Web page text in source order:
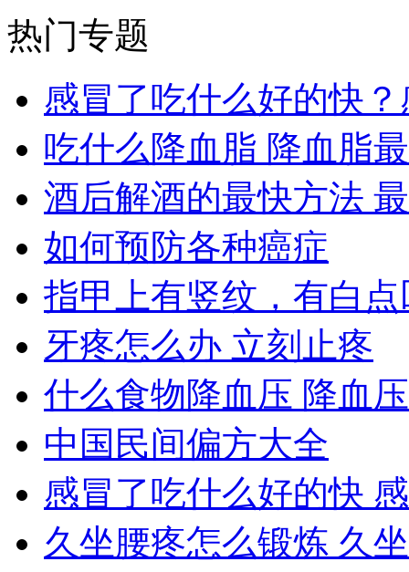
热门专题
感冒了吃什么好的快
吃什么降血脂 降血脂
酒后解酒的最快方法
如何预防各种癌症
指甲上有竖纹，有白
牙疼怎么办 立刻止疼
什么食物降血压 降血
中国民间偏方大全
感冒了吃什么好的快
久坐腰疼怎么锻炼 久